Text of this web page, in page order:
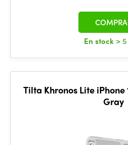
En stock >
Tilta Khronos Lite iPhone
Gray